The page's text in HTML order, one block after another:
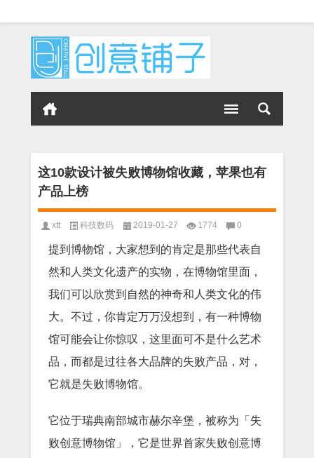
这10款设计被失败博物馆收藏，苹果也有
产品上榜
xtt 科技数码 2019-01-27 1774 0
提到博物馆，大家想到的肯定是那些代表自
然和人类文化遗产的实物，在博物馆里面，
我们可以欣赏到自然的神奇和人类文化的伟
大。不过，你肯定万万没想到，有一种博物
馆可能会让你惊叹，这里面可不是什么艺术
品，而都是过往各大品牌的失败产品，对，
它就是失败博物馆。
它位于瑞典南部城市赫尔辛堡，被称为「失
败创意博物馆」，它是世界首家失败创意博